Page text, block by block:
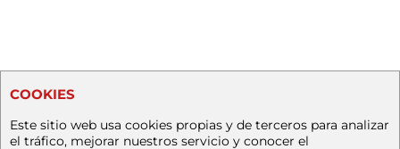
COOKIES
Este sitio web usa cookies propias y de terceros para analizar
el tráfico, mejorar nuestros servicio y conocer el